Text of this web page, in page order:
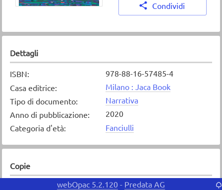
Condividi
Dettagli
ISBN:
978-88-16-57485-4
Casa editrice:
Milano : Jaca Book
Tipo di documento:
Narrativa
Anno di pubblicazione:
2020
Categoria d'età: Fanciulli
Copie
webOpac 5.2.120 - Predata AG